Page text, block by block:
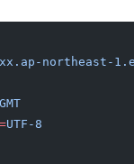
northeast-
=UTF-8